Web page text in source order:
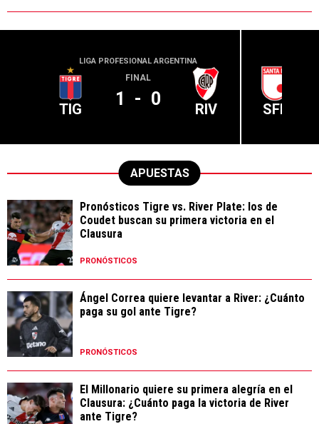
LIGA PROFESIONAL ARGENTINA
TIG
FINAL
1 - 0 RIV SFE
APUESTAS
Pronósticos Tigre vs. River Plate: los de
Coudet buscan su primera victoria en el
Clausura
PRONÓSTICOS
Ángel Correa quiere levantar a River: ¿Cuánto
paga su gol ante Tigre?
PRONÓSTICOS
El Millonario quiere su primera alegría en el
Clausura: ¿Cuánto paga la victoria de River
ante Tigre?